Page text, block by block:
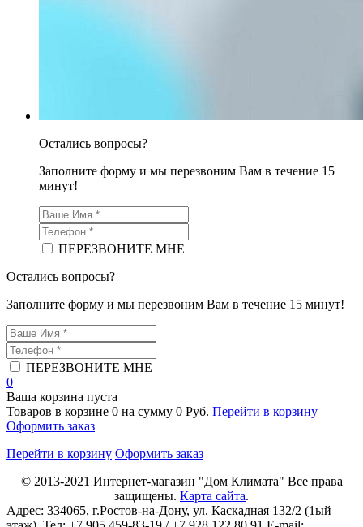
Остались вопросы?
Заполните форму и мы перезвоним Вам в течение 15
минут!
ПЕРЕЗВОНИТЕ МНЕ
Остались вопросы?
Заполните форму и мы перезвоним Вам в течение 15 минут!
ПЕРЕЗВОНИТЕ МНЕ
0
Ваша корзина пуста
Товаров в корзине 0 на сумму 0 Руб. Перейти в корзину
Оформить заказ
Перейти в корзину Оформить заказ
© 2013-2021 Интернет-магазин "Дом Климата" Все права
защищены. Карта сайта.
Адрес: 334065, г.Ростов-на-Дону, ул. Каскадная 132/2 (1ый